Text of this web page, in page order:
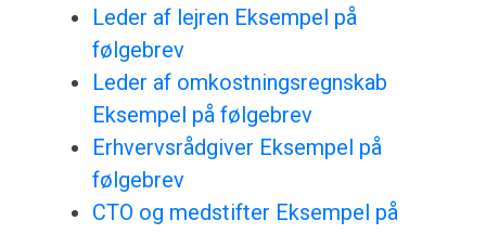
Leder af lejren Eksempel på
følgebrev
Leder af omkostningsregnskab
Eksempel på følgebrev
Erhvervsrådgiver Eksempel på
følgebrev
CTO og medstifter Eksempel på